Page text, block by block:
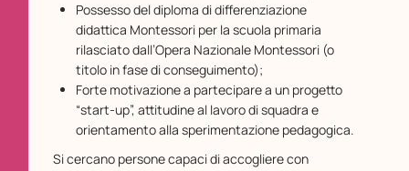
Possesso del diploma di differenziazione
didattica Montessori per la scuola primaria
rilasciato dall’Opera Nazionale Montessori (o
titolo in fase di conseguimento);
Forte motivazione a partecipare a un progetto
“start-up”, attitudine al lavoro di squadra e
orientamento alla sperimentazione pedagogica.
Si cercano persone capaci di accogliere con